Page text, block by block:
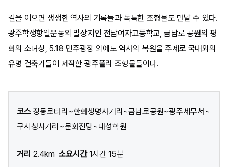
길을 이으면 생생한 역사의 기록들과 독특한 조형물도 만날 수 있다.
광주학생항일운동의 발상지인 전남여자고등학교, 금남로 공원의 평
화의 소녀상, 5.18 민주광장 외에도 역사의 복원을 주제로 국내외의
유명 건축가들이 제작한 광주폴리 조형물들이다.
코스장동로터리~한화생명사거리~금남로공원~광주세무서~
구시청사거리~문화전당~대성학원
거리 2.4km소요시간1시간 15분